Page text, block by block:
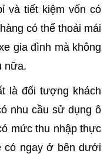
và tiết kiệm vốn có
có thể thoải mái
gia đình mà không
nữa.
là đối tượng khách
nhu cầu sử dụng ô
mức thu nhập thực
có ngay ở bên dưới